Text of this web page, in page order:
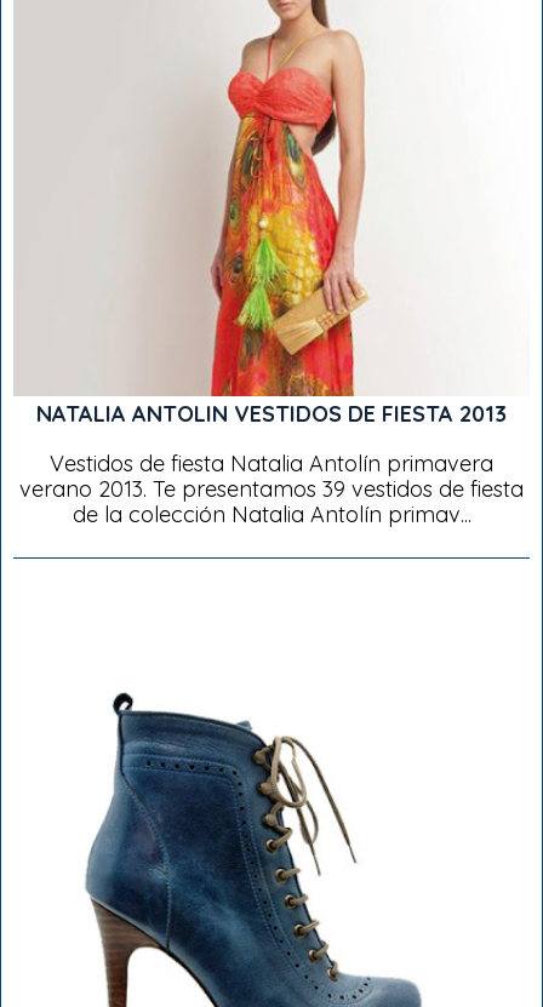
NATALIA ANTOLIN VESTIDOS DE FIESTA 2013
Vestidos de fiesta Natalia Antolín primavera
verano 2013. Te presentamos 39 vestidos de fiesta
de la colección Natalia Antolín primav...